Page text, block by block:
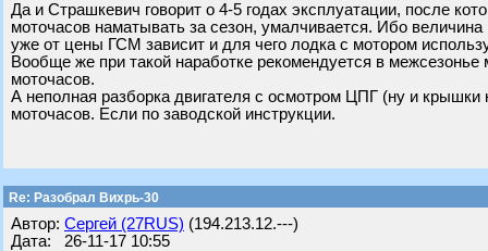
Да и Страшкевич говорит о 4-5 годах эксплуатации, после
моточасов наматывать за сезон, умалчивается. Ибо
уже от цены ГСМ зависит и для чего лодка с мотором
Вообще же при такой наработке рекомендуется в
моточасов.
А неполная разборка двигателя с осмотром ЦПГ (ну и
моточасов. Если по заводской инструкции.
Re: Разобрал Вихрь-30
Автор: Сергей (27RUS) (194.213.12.---)
Дата: 26-11-17 10:55